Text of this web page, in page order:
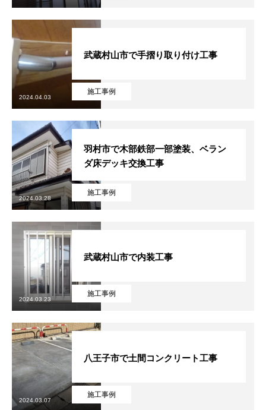
施工事例
武蔵村山市で手摺り取り付け工事
2024.04.03
施工事例
羽村市で木部鉄部一部塗装、ベラン
ダ床デッキ交換工事
2024.03.28
施工事例
武蔵村山市で内装工事
2024.03.23
施工事例
八王子市で土間コンクリート工事
2024.03.07